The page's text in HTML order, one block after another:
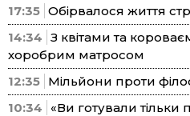
17:35 Обірвалося життя
14:34 З квітами та
хоробрим матросом
12:35 Мільйони проти
10:34
«Ви готували тільки